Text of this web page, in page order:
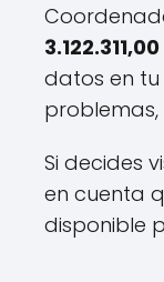
datos en tu
Si decides
en cuenta
disponible